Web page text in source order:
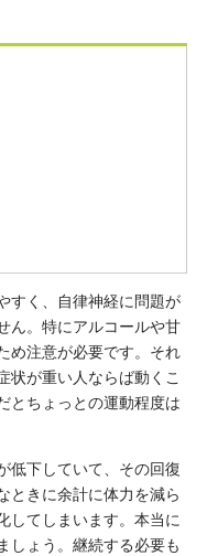
すく、自律神経に問題が
ん。特にアルコールや甘
め注意が必要です。それ
状が重い人ならば動くこ
とちょっとの運動程度は
低下していて、その回復
ときに余計に体力を減ら
してしまいます。本当に
しょう。継続する必要も